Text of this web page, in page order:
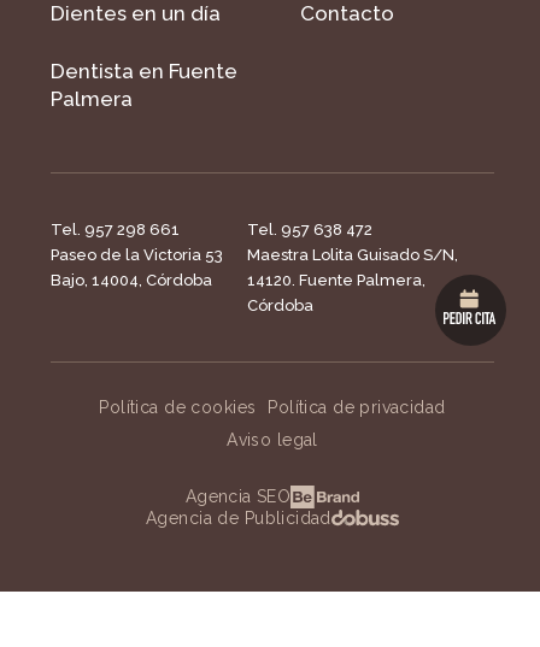
Dientes en un día Contacto
Dentista en Fuente
Palmera
Tel. 957 298 661
Paseo de la Victoria 53
Bajo, 14004, Córdoba
Tel. 957 638 472
Maestra Lolita Guisado S/N,
14120. Fuente Palmera,
Córdoba
Política de cookies
Política de privacidad
Aviso legal
Agencia SEO
Agencia de Publicidad